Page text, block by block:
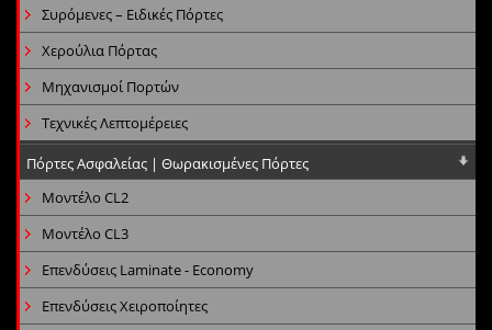
Συρόμενες – Ειδικές Πόρτες
Χερούλια Πόρτας
Μηχανισμοί Πορτών
Τεχνικές Λεπτομέρειες
Πόρτες Ασφαλείας | Θωρακισμένες Πόρτες
Μοντέλο CL2
Μοντέλο CL3
Επενδύσεις Laminate - Economy
Επενδύσεις Χειροποίητες